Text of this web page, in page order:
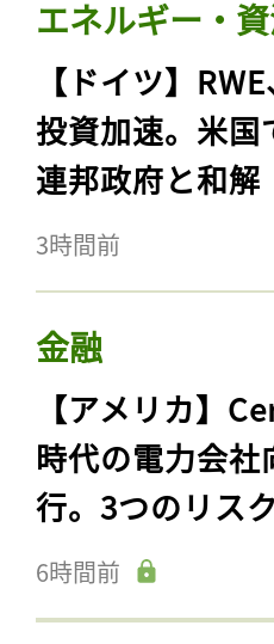
エネルギー・
【ドイツ】
投資加速。米
連邦政府と和解
3時間前
金融
【アメリカ】
時代の電力会
行。3つのリス
6時間前